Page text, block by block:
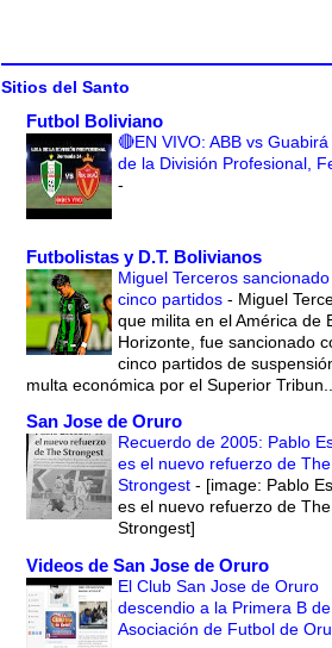
Sitios del Santo
Futbol Boliviano
🔴EN VIVO: ABB vs
de la División Profesional,
-
Futbolistas y D.T. Bolivianos
Miguel Terceros
cinco partidos - Miguel
que milita en el América de
Horizonte, fue sancionado
cinco partidos de
multa económica por el Superior
San Jose de Oruro
Recuerdo de 2005: Pablo
es el nuevo refuerzo de The
Strongest - [image: Pablo
es el nuevo refuerzo de The
Strongest]
Videos de San Jose de Oruro
El Club San Jose de Oruro
descendio a la Primera B
Asociación de Futbol de